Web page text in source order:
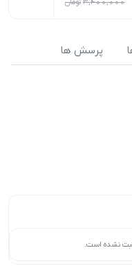
پرسش ها
ثبت نشده است.